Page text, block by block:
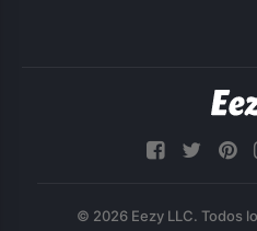
© 2026 Eezy LLC. Todos